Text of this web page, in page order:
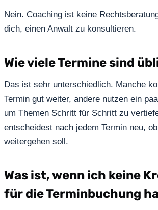
Nein. Coaching ist keine
dich, einen Anwalt zu konsultieren.
Wie viele Termine sind
Das ist sehr unterschiedlich. Manche
Termin gut weiter, andere nutzen ein
um Themen Schritt für Schritt zu
entscheidest nach jedem Termin neu,
weitergehen soll.
Was ist, wenn ich keine
für die Terminbuchung